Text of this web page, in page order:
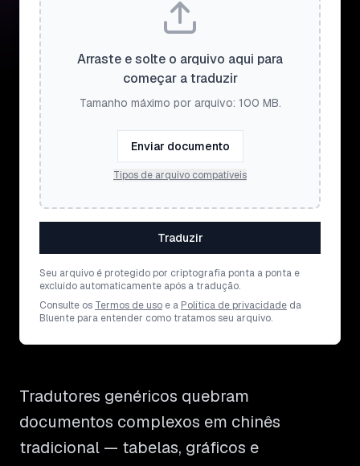
Arraste e solte o arquivo aqui para
começar a traduzir
Tamanho máximo por arquivo: 100 MB.
Enviar documento
Tipos de arquivo compatíveis
Traduzir
Seu arquivo é protegido por criptografia ponta a ponta e
excluído automaticamente após a tradução.
Consulte os Termos de uso e a Política de privacidade da
Bluente para entender como tratamos seu arquivo.
Tradutores genéricos quebram
documentos complexos em chinês
tradicional — tabelas, gráficos e